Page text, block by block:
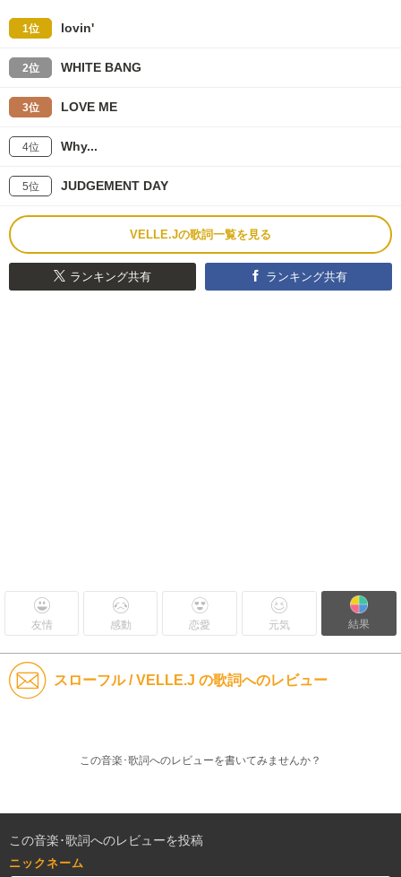
1位 lovin'
2位 WHITE BANG
3位 LOVE ME
4位 Why...
5位 JUDGEMENT DAY
VELLE.Jの歌詞一覧を見る
ランキング共有 ランキング共有
友情 感動 恋愛 元気 結果
スローフル / VELLE.J の歌詞へのレビュー
この音楽･歌詞へのレビューを書いてみませんか？
この音楽･歌詞へのレビューを投稿
ニックネーム